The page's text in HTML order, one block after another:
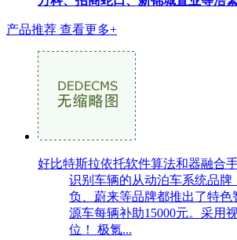
产品推荐 查看更多+
好比特斯拉依托软件算法和器融合
识别车辆的从动泊车系统品牌
负、蔚来等品牌都推出了特色
源车每辆补助15000元。采用
位！ 极氪...